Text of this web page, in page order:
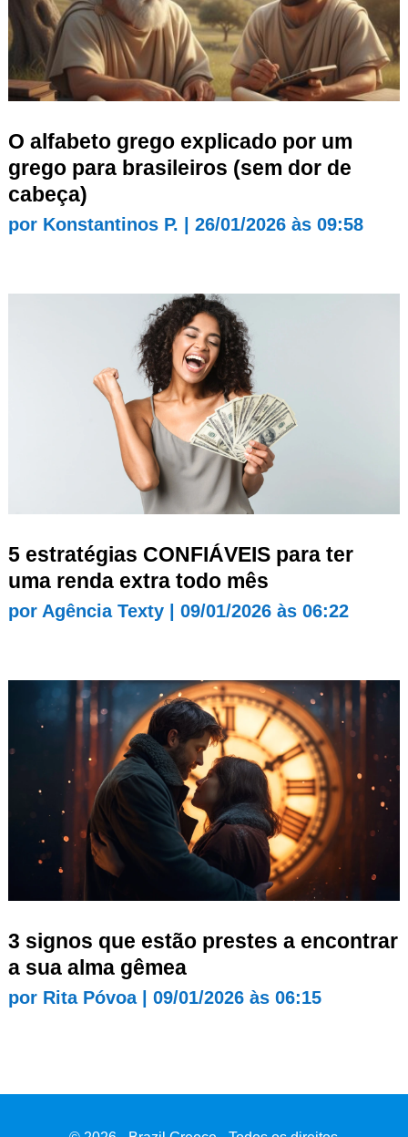
O alfabeto grego explicado por um
grego para brasileiros (sem dor de
cabeça)
por Konstantinos P. 26/01/2026 às 09:58
5 estratégias CONFIÁVEIS para ter
uma renda extra todo mês
por Agência Texty| 09/01/2026 às 06:22
3 signos que estão prestes a encontrar
a sua alma gêmea
por Rita Póvoa| 09/01/2026 às 06:15